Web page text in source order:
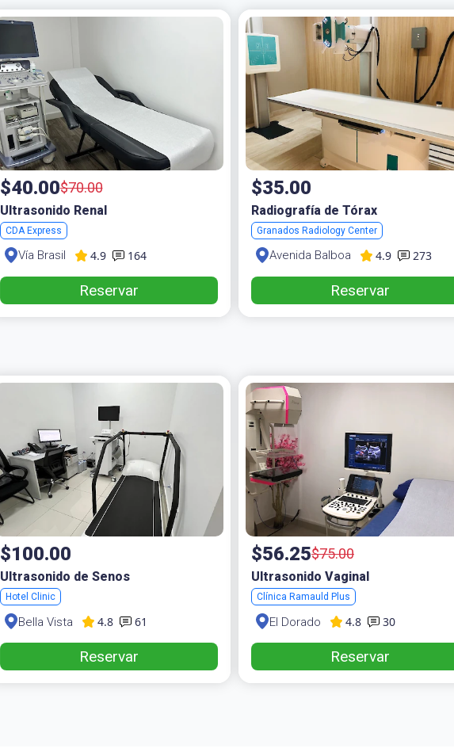
$40.00$70.00
Ultrasonido Renal
CDA Express
Vía Brasil 4.9 164
Reservar
$35.00
Radiografía de Tórax
Granados Radiology Center
Avenida Balboa 4.9 273
Reservar
$100.00
Ultrasonido de Senos
Hotel Clinic
Bella Vista 4.8 61
Reservar
$56.25$75.00
Ultrasonido Vaginal
Clínica Ramauld Plus
El Dorado 4.8 30
Reservar